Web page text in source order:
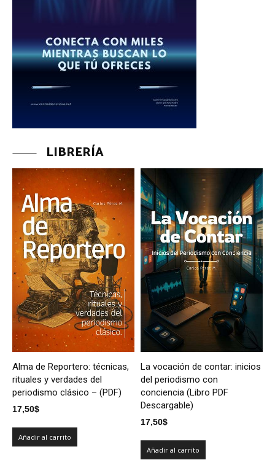
LIBRERÍA
Alma de Reportero: técnicas,
rituales y verdades del
periodismo clásico – (PDF)
17,50$
Añadir al carrito
La vocación de contar: inicios
del periodismo con
conciencia (Libro PDF
Descargable)
17,50$
Añadir al carrito